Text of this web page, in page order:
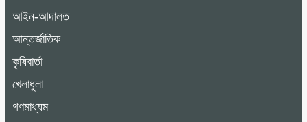
আইন-আদালত
আন্তর্জাতিক
কৃষিবার্তা
খেলাধুলা
গণমাধ্যম